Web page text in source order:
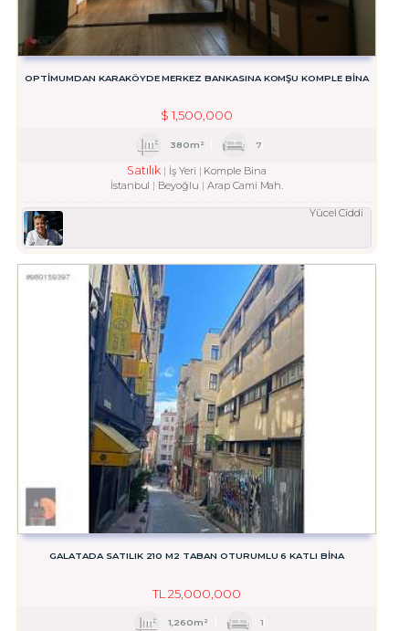
OPTİMUMDAN KARAKÖYDE MERKEZ BANKASINA KOMŞU KOMPLE BİNA
$ 1,500,000
380m² 7
Satılık İş Yeri
Komple Bina
İstanbul
Beyoğlu Arap Cami Mah.
Yücel Ciddi
GALATADA SATILIK 210 M2 TABAN OTURUMLU 6 KATLI BINA
TL 25,000,000
1,260m² 1